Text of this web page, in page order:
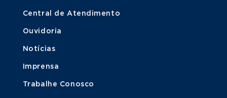
Central de Atendimento
Ouvidoria
Notícias
Imprensa
Trabalhe Conosco